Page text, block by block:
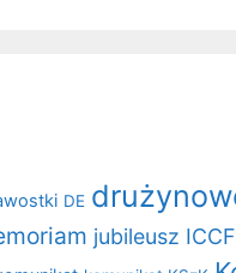
DE
jubileusz ICCF